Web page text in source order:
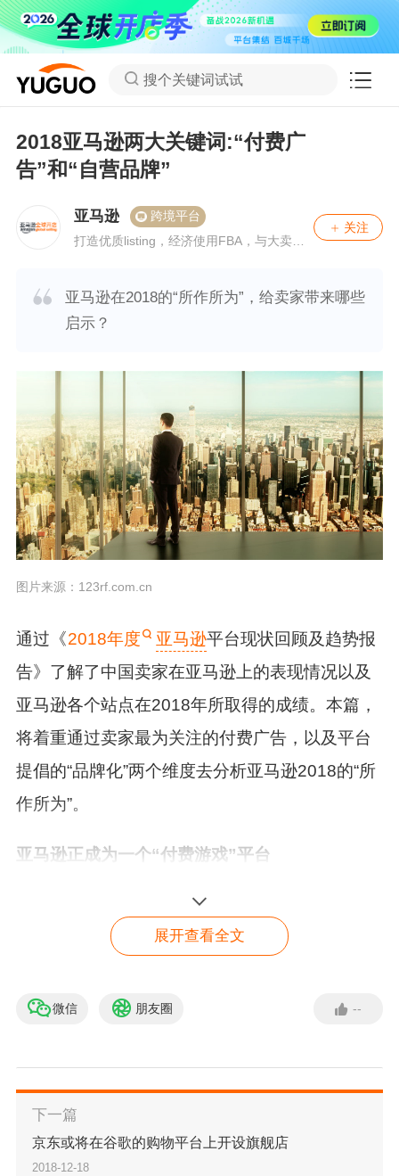
搜个关键词试试
2018亚马逊两大关键词:“付费广
告”和“自营品牌”
亚马逊
跨境平台
打造优质listing，经济使用FBA，与大卖互
关注
亚马逊在2018的“所作所为”，给卖家带来哪些
启示？
图片来源：123rf.com.cn
通过《2018年度 亚马逊平台现状回顾及趋势报
告》了解了中国卖家在亚马逊上的表现情况以及
亚马逊各个站点在2018年所取得的成绩。本篇，
将着重通过卖家最为关注的付费广告，以及平台
提倡的“品牌化”两个维度去分析亚马逊2018的“所
作所为”。
亚马逊正成为一个“付费游戏”平台
亚马逊是美国第三大广告平台，仅次于Facebook
和谷歌。虽然Facebook和谷歌加起来占据美国在
长速度是这两家公司的6倍。
亚马逊广告是值得关注的，因为该公司正朝着全
【免费入驻】 亚马逊入驻
立即入驻
展开查看全文
微信 朋友圈 --
下一篇
京东或将在谷歌的购物平台上开设旗舰店
2018-12-18